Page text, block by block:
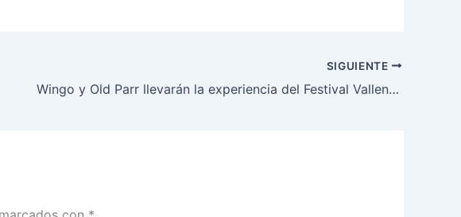
SIGUIENTE
Wingo y Old Parr llevarán la experiencia del Festival Vallenato a los cielos